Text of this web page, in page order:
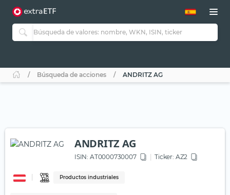
Búsqueda de acciones ANDRITZ AG
ANDRITZ AG
ISIN: AT0000730007 Ticker: AZ2
Productos industriales